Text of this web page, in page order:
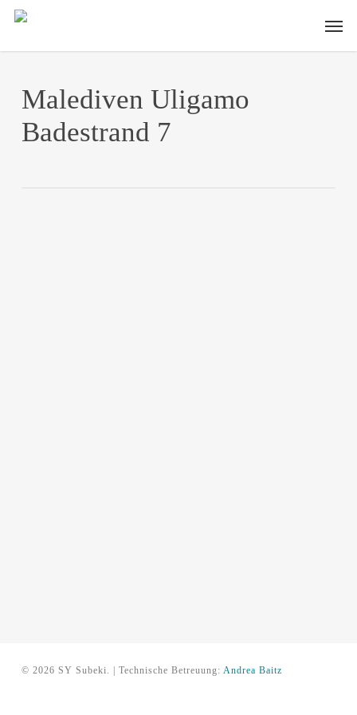
Skip
main
Malediven Uligamo
Badestrand 7
© 2026 SY Subeki. | Technische Betreuung: Andrea Baitz